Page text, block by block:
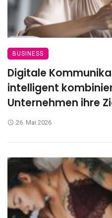
BUSINESS
Digitale
intelligent
Unternehmen ihre
26. Mai 2026